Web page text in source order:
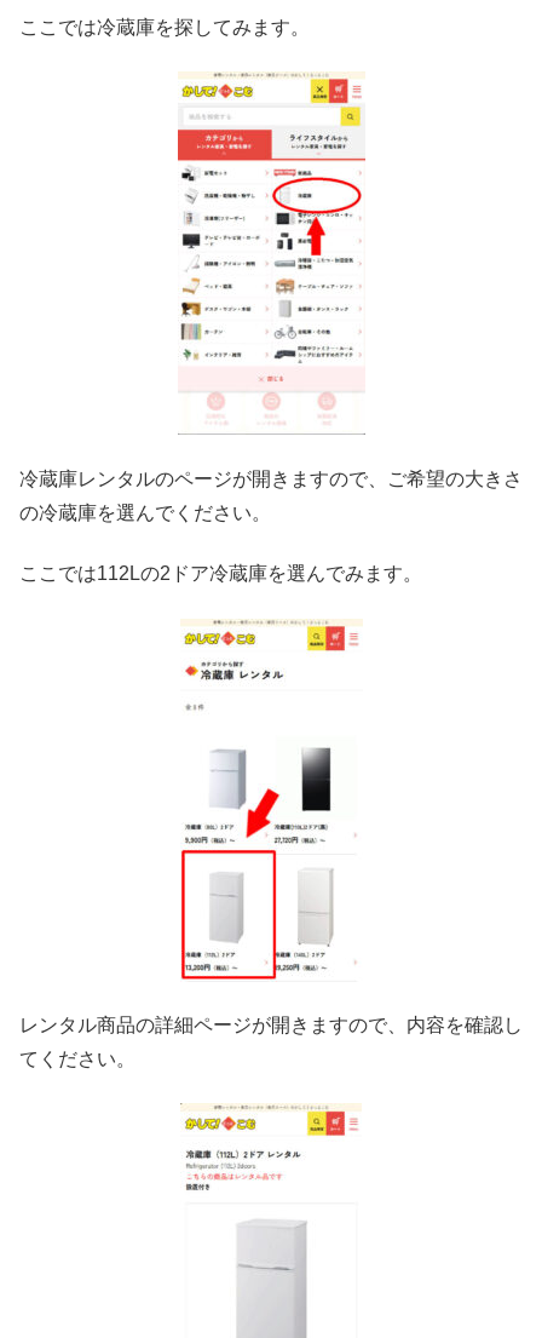
ここでは冷蔵庫を探してみます。
冷蔵庫レンタルのページが開きますので、ご希望の大きさ
の冷蔵庫を選んでください。
ここでは112Lの2ドア冷蔵庫を選んでみます。
レンタル商品の詳細ページが開きますので、内容を確認し
てください。